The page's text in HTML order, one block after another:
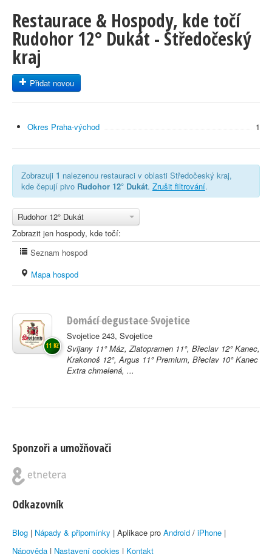
Restaurace & Hospody, kde točí
Rudohor 12° Dukát - Středočeský
kraj
Přidat novou
Okres Praha-východ 1
Zobrazuji 1 nalezenou restauraci v oblasti Středočeský kraj,
kde čepují pivo Rudohor 12° Dukát. Zrušit filtrování.
Rudohor 12° Dukát
Zobrazit jen hospody, kde točí:
Seznam hospod
Mapa hospod
Domácí degustace Svojetice
Svojetice 243, Svojetice
Svijany 11° Máz, Zlatopramen 11°, Břeclav 12° Kanec,
Krakonoš 12°, Argus 11° Premium, Břeclav 10° Kanec
Extra chmelená, ...
11 Kč
Sponzoři a umožňovači
Odkazovník
Blog | Nápady & připomínky | Aplikace pro Android / iPhone |
Nápověda | Nastavení cookies | Kontakt